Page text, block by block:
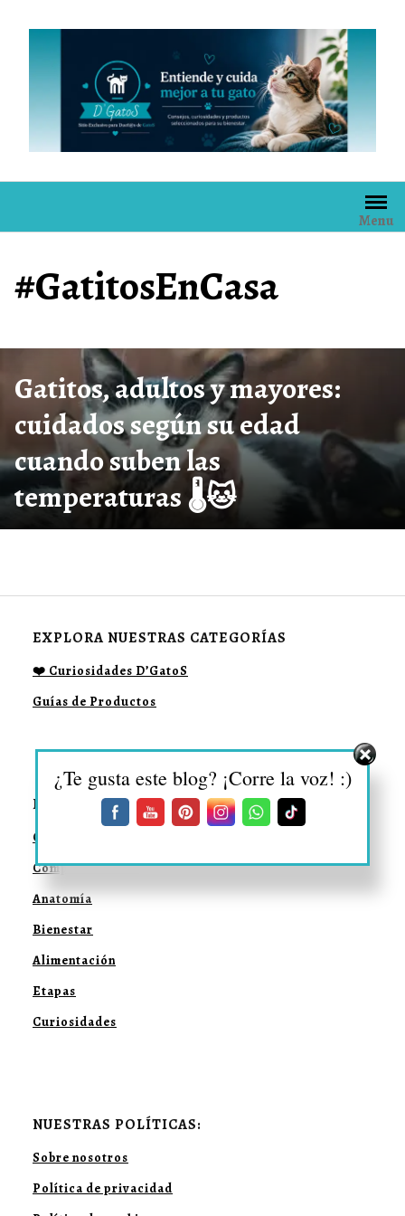
Menu
#GatitosEnCasa
Gatitos, adultos y mayores:
cuidados según su edad
cuando suben las
temperaturas 🌡️🐱
EXPLORA NUESTRAS CATEGORÍAS
❤️ Curiosidades D’GatoS
Guías de Productos
DESCUBRE MÁS SOBRE:
Convivencia
Comportamiento
Anatomía
Bienestar
Alimentación
Etapas
Curiosidades
NUESTRAS POLÍTICAS:
Sobre nosotros
Política de privacidad
¿Te gusta este blog? ¡Corre la voz! :)